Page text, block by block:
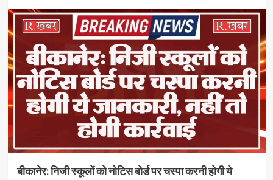
बीकानेर: निजी स्कूलों को नोटिस बोर्ड पर चस्पा करनी होगी ये